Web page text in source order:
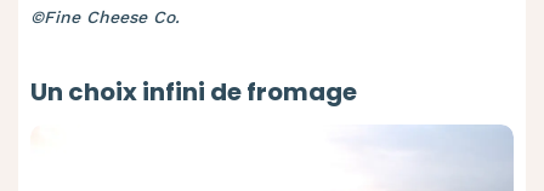
©Fine Cheese Co.
Un choix infini de fromage